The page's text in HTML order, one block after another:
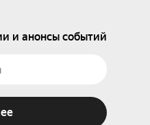
и анонсы событий